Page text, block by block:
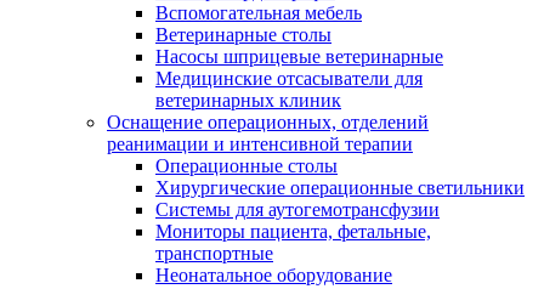
Вспомогательная мебель
Ветеринарные столы
Насосы шприцевые ветеринарные
Медицинские отсасыватели для
ветеринарных клиник
Оснащение операционных, отделений
реанимации и интенсивной терапии
Операционные столы
Хирургические операционные светильники
Системы для аутогемотрансфузии
Мониторы пациента, фетальные,
транспортные
Неонатальное оборудование